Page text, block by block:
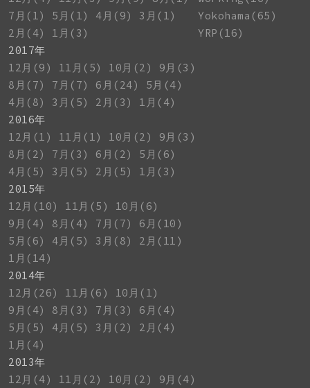
7月(1)
5月(1) 4月(9)
3月(1)
2月(4)
1月(3)
2017年
12月(9)
11月(5) 10月(2)
9月(3)
8月(7)
7月(7) 6月(24)
5月(4)
4月(8)
3月(5) 2月(3)
1月(4)
2016年
12月(1)
11月(1) 10月(2)
9月(3)
8月(2)
7月(3) 6月(2)
5月(6)
4月(5)
3月(5) 2月(5)
1月(3)
2015年
12月(10)
11月(5)
10月(6)
9月(4)
8月(4) 7月(7)
6月(10)
5月(6)
4月(5) 3月(8)
2月(11)
1月(14)
2014年
12月(26)
11月(6)
10月(1)
9月(4)
8月(3) 7月(3)
6月(4)
5月(5)
4月(5) 3月(2)
2月(4)
1月(4)
2013年
12月(4)
11月(2) 10月(2)
9月(4)
Yokohama(65)
YRP(16)